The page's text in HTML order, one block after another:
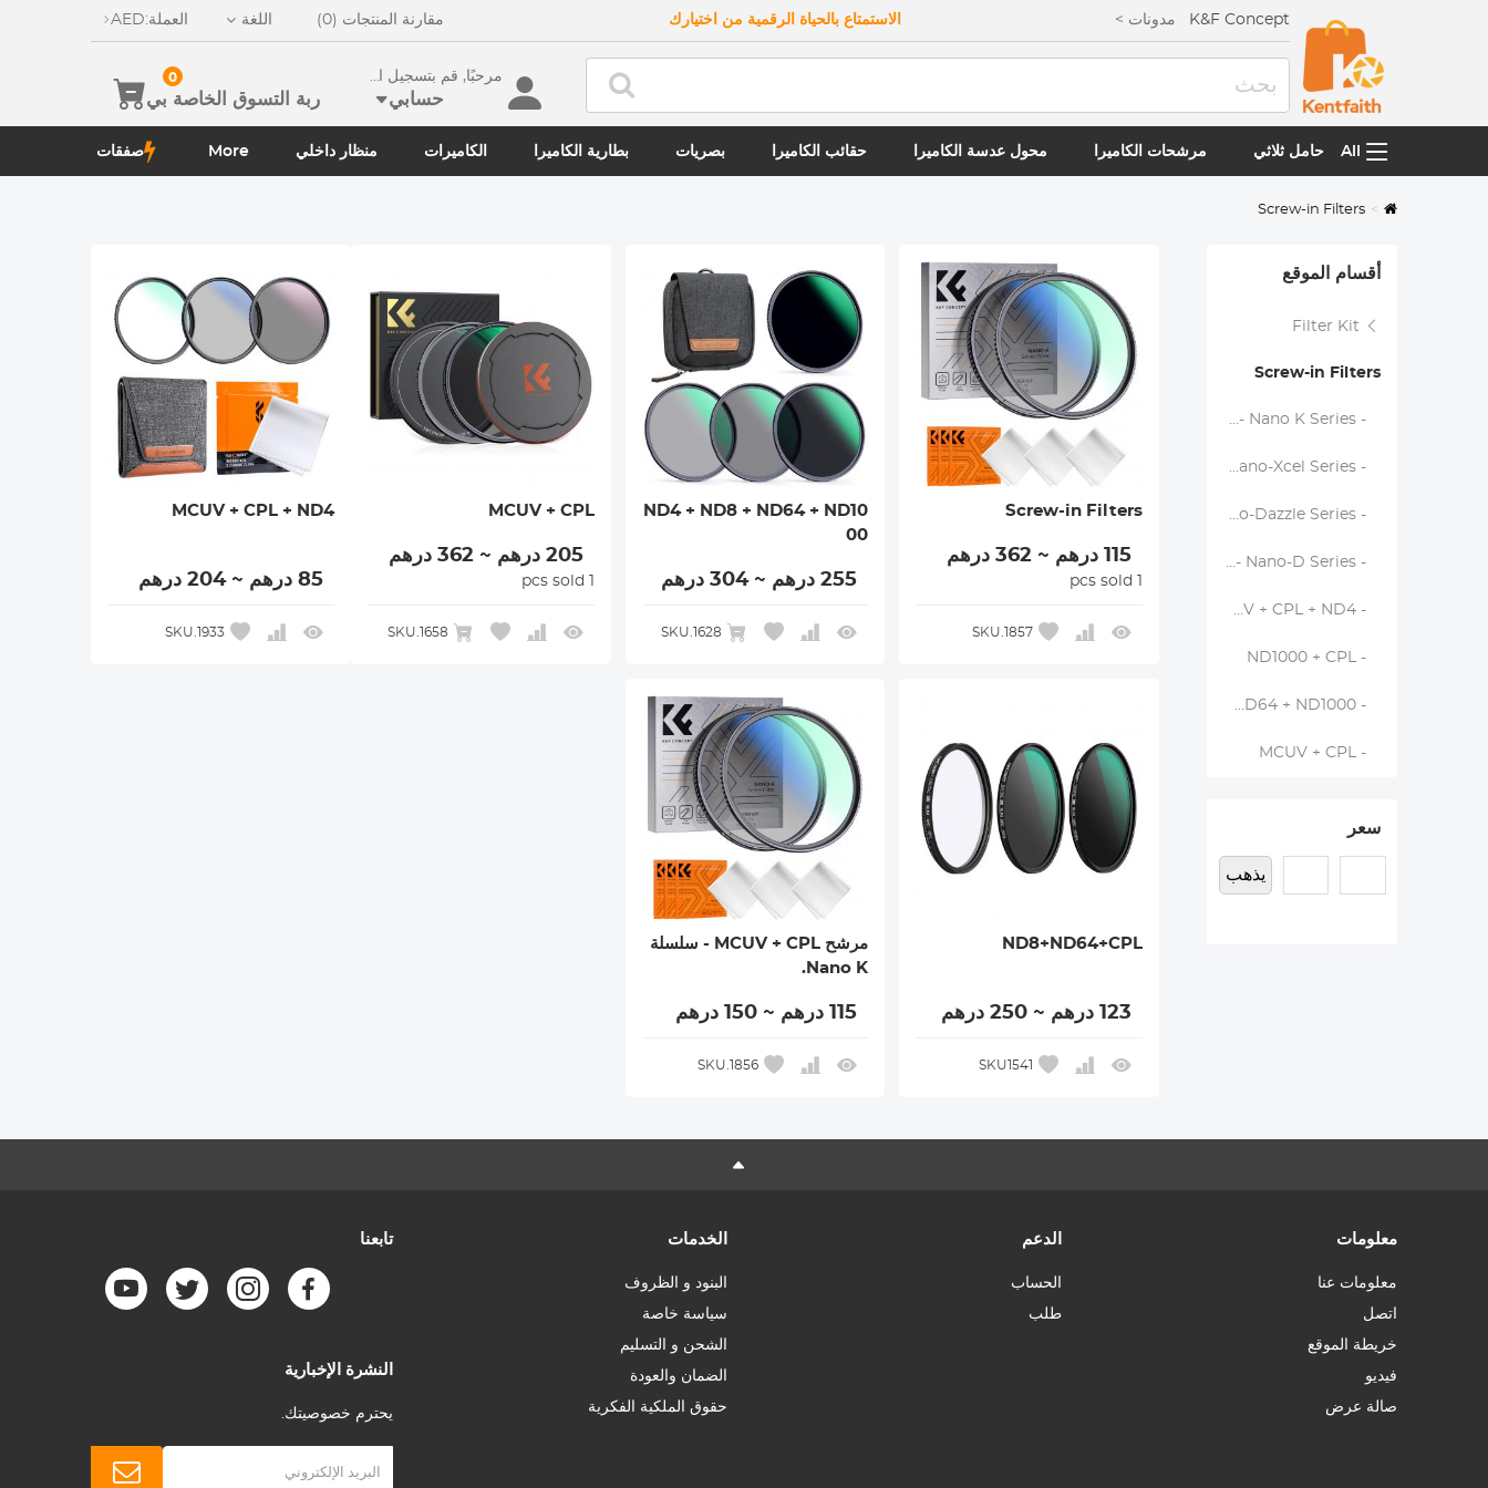
K&F Concept مدونات > الاستمتاع بالحياة الرقمية من اختيارك مقارنة المنتجات (0) اللغة العملة:AED
مرحبًا, قم بتسجيل الدخو
حسابي ربة التسوق الخاصة بي
0
All حامل ثلاثي مرشحات الكاميرا محول عدسة الكاميرا حقائب الكاميرا بصريات بطارية الكاميرا الكاميرات منظار داخلي More صفقات
Screw-in Filters
أقسام الموقع
Screw-in Filters
- MCUV + CPL + Lens Cap - Nano K Series
- MCUV + CPL + Lens Cap - Nano-Xcel Series
- MCUV + CPL + ND1000 + Lens Cap - Nano-Dazzle Series
- ND8 + ND64 + ND1000 - Nano-D Series
- MCUV + CPL + ND4
- ND1000 + CPL
- ND4 + ND8 + ND64 + ND1000
- MCUV + CPL
سعر
يذهب
Screw-in Filters
115 درهم ~ 362 درهم
1 pcs sold
SKU.1857
ND4 + ND8 + ND64 + ND10
00
255 درهم ~ 304 درهم
SKU.1628
MCUV + CPL
205 درهم ~ 362 درهم
1 pcs sold
SKU.1658
MCUV + CPL + ND4
85 درهم ~ 204 درهم
SKU.1933
ND8+ND64+CPL
123 درهم ~ 250 درهم
SKU1541
مرشح MCUV + CPL - سلسلة
Nano K.
115 درهم ~ 150 درهم
SKU.1856
معلومات
معلومات عنا
اتصل
خريطة الموقع
فيديو
صالة عرض
الدعم
الحساب
طلب
الخدمات
البنود و الظروف
سياسة خاصة
الشحن و التسليم
الضمان والعودة
حقوق الملكية الفكرية
تابعنا
النشرة الإخبارية
يحترم خصوصيتك.